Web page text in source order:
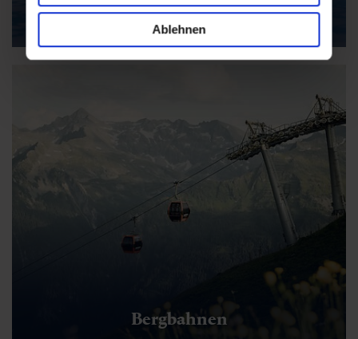
Ablehnen
Thermen
Bergbahnen